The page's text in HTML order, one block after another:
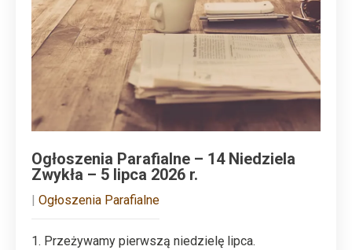
Ogłoszenia Parafialne – 14 Niedziela
Zwykła – 5 lipca 2026 r.
Ogłoszenia Parafialne
1. Przeżywamy pierwszą niedzielę lipca.